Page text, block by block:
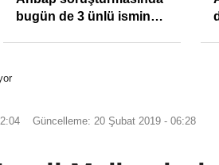
bugün de 3 ünlü ismin
Güncelleme: 20 Şubat 2019 - 06:28